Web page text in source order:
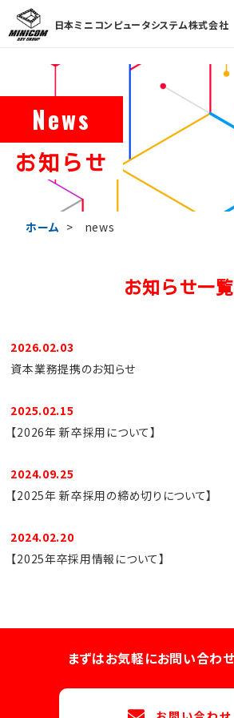
日本ミニコンピュータシステム株式会社
News
お知らせ
ホーム > news
お知らせ一覧
2026.02.03
資本業務提携のお知らせ
2025.02.15
【2026年 新卒採用について】
2024.09.25
【2025年 新卒採用の締め切りについて】
2024.02.20
【2025年卒採用情報について】
まずはお気軽にお問い合わせ